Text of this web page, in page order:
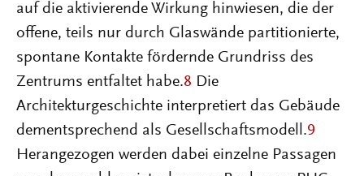
auf die aktivierende Wirkung hinwiesen, die der
offene, teils nur durch Glaswände partitionierte,
spontane Kontakte fördernde Grundriss des
Zentrums entfaltet habe.8 Die
Architekturgeschichte interpretiert das Gebäude
dementsprechend als Gesellschaftsmodell.9
Herangezogen werden dabei einzelne Passagen